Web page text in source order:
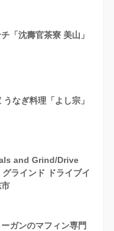
「沈壽官茶寮 美山」
なぎ料理「よし宗」
and Grind/Drive
ラインド ドライブイ
ガンのマフィン専門